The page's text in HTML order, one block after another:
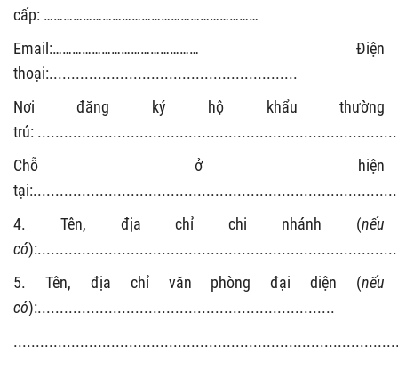
cấp: …………………………………………………………
Email:……………………………………… Điện
thoại:........................................................
Nơi đăng ký hộ khẩu thường
trú: .................................................................................
Chỗ ở hiện
tại:
4. Tên, địa chỉ chi nhánh (nếu
có):
5. Tên, địa chỉ văn phòng đại diện (nếu
có):...................................................................